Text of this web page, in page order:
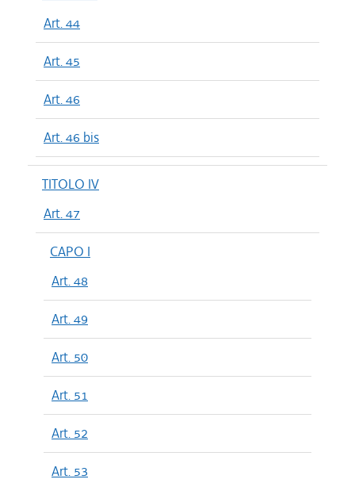
Art. 44
Art. 45
Art. 46
Art. 46 bis
TITOLO IV
Art. 47
CAPO I
Art. 48
Art. 49
Art. 50
Art. 51
Art. 52
Art. 53